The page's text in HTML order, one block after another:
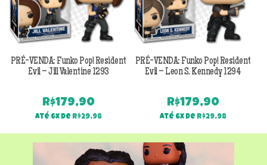
PRÉ-VENDA: Funko Pop! Resident
Evil – Jill Valentine 1293
R$179,90
Até 6x de R$29,98
PRÉ-VENDA: Funko Pop! Resident
Evil – Leon S. Kennedy 1294
R$179,90
Até 6x de R$29,98